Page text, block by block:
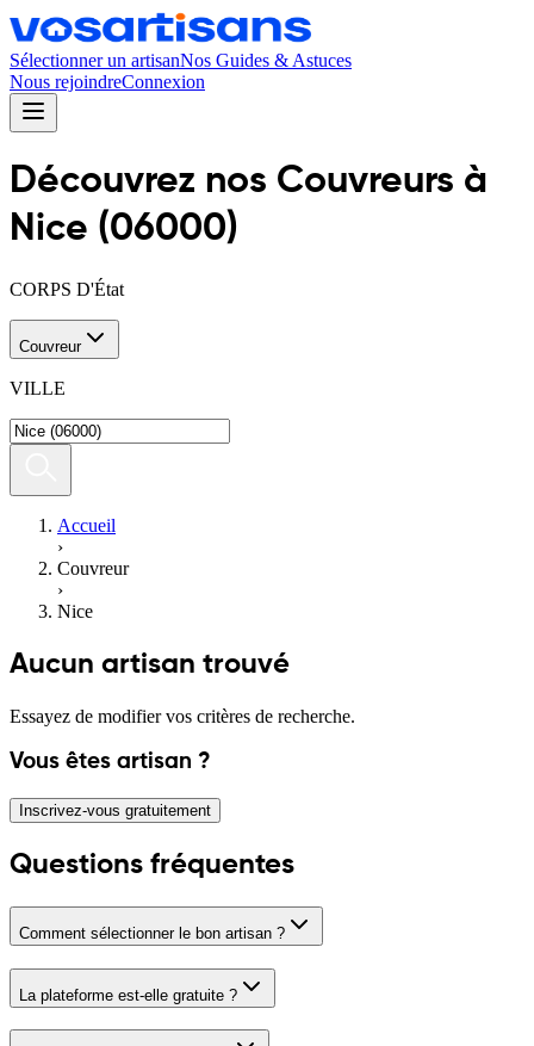
Sélectionner un artisanNos Guides & Astuces
Nous rejoindreConnexion
Découvrez nos Couvreurs à
Nice (06000)
CORPS D'État
Couvreur
VILLE
Accueil
›
Couvreur
›
Nice
Aucun artisan trouvé
Essayez de modifier vos critères de recherche.
Vous êtes artisan ?
Inscrivez-vous gratuitement
Questions fréquentes
Comment sélectionner le bon artisan ?
La plateforme est-elle gratuite ?